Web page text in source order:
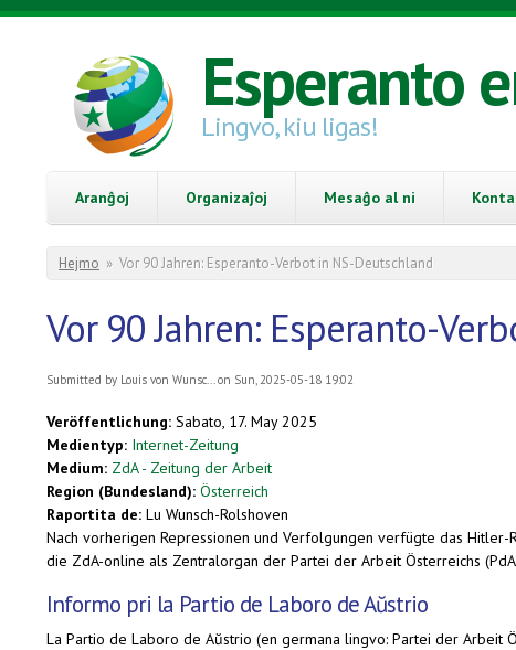
Skip to main content
Esperanto
Lingvo, kiu ligas!
Aranĝoj Organizaĵoj Mesaĝo al ni
You are here
Hejmo » Vor 90 Jahren: Esperanto-Verbot in NS-Deutschland
Vor 90 Jahren: Esperanto-
Submitted by Louis von Wunsc...on Sun, 2025-05-18 19:02
Veröffentlichung: Sabato, 17. May 2025
Medientyp: Internet-Zeitung
Medium: ZdA - Zeitung der Arbeit
Region (Bundesland): Österreich
Raportita de: Lu Wunsch-Rolshoven
Nach vorherigen Repressionen und Verfolgungen verfügte das
die ZdA-online als Zentralorgan der Partei der Arbeit Österreichs
Informo pri la Partio de Laboro de Aŭstrio
La Partio de Laboro de Aŭstrio (en germana lingvo: Partei der Arbeit